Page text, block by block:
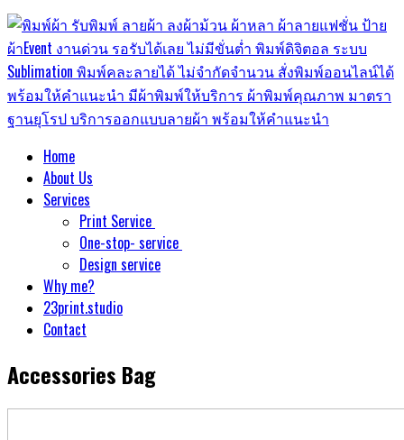
Home
About Us
Services
Print Service
One-stop- service
Design service
Why me?
23print.studio
Contact
Accessories Bag